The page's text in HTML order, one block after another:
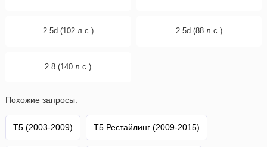
2.5d (102 л.с.) 2.5d (88 л.с.)
2.8 (140 л.с.)
Похожие запросы:
T5 (2003-2009) T5 Рестайлинг (2009-2015)